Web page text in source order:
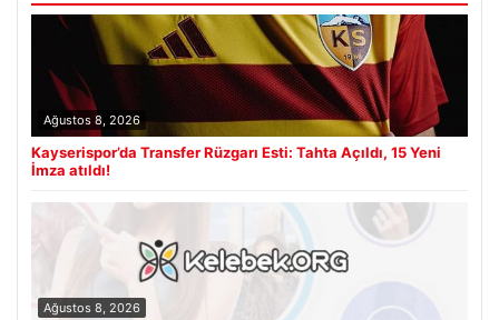
Ağustos 8, 2026
Kayserispor’da Transfer Rüzgarı Esti: Tahta Açıldı, 15 Yeni
İmza atıldı!
Ağustos 8, 2026